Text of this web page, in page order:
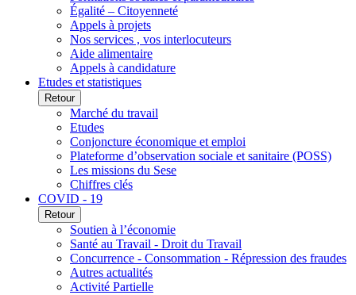
Égalité – Citoyenneté
Appels à projets
Nos services , vos interlocuteurs
Aide alimentaire
Appels à candidature
Etudes et statistiques
Retour
Marché du travail
Etudes
Conjoncture économique et emploi
Plateforme d’observation sociale et sanitaire (POSS)
Les missions du Sese
Chiffres clés
COVID - 19
Retour
Soutien à l’économie
Santé au Travail - Droit du Travail
Concurrence - Consommation - Répression des fraudes
Autres actualités
Activité Partielle